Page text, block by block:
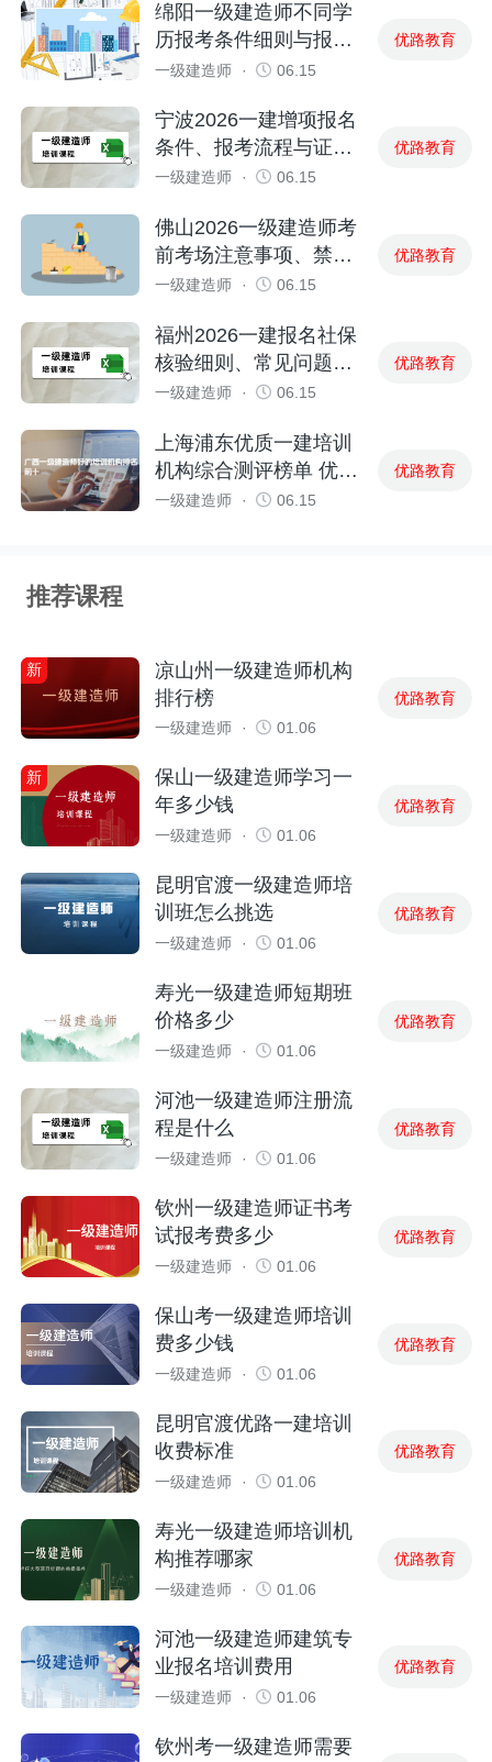
绵阳一级建造师不同学
历报考条件细则与报名
资料整理指南
一级建造师 · 06.15
优路教育
宁波2026一建增项报名
条件、报考流程与证书
使用规则
一级建造师 · 06.15
优路教育
佛山2026一级建造师考
前考场注意事项、禁带
物品明细汇总
一级建造师 · 06.15
优路教育
福州2026一建报名社保
核验细则、常见问题答
疑汇总
一级建造师 · 06.15
优路教育
上海浦东优质一建培训
机构综合测评榜单 优选
优路教育
一级建造师 · 06.15
优路教育
推荐课程
新
凉山州一级建造师机构
排行榜
一级建造师 · 01.06
优路教育
新
保山一级建造师学习一
年多少钱
一级建造师 · 01.06
优路教育
昆明官渡一级建造师培
训班怎么挑选
一级建造师 · 01.06
优路教育
寿光一级建造师短期班
价格多少
一级建造师 · 01.06
优路教育
河池一级建造师注册流
程是什么
一级建造师 · 01.06
优路教育
钦州一级建造师证书考
试报考费多少
一级建造师 · 01.06
优路教育
保山考一级建造师培训
费多少钱
一级建造师 · 01.06
优路教育
昆明官渡优路一建培训
收费标准
一级建造师 · 01.06
优路教育
寿光一级建造师培训机
构推荐哪家
一级建造师 · 01.06
优路教育
河池一级建造师建筑专
业报名培训费用
一级建造师 · 01.06
优路教育
钦州考一级建造师需要